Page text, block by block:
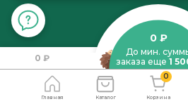
0 ₽
0 ₽
До мин.
заказа еще 1
Главная Каталог
0
Корзина